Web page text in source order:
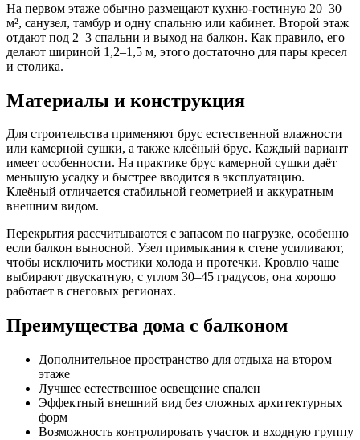
На первом этаже обычно размещают кухню-гостиную 20–30
м², санузел, тамбур и одну спальню или кабинет. Второй этаж
отдают под 2–3 спальни и выход на балкон. Как правило, его
делают шириной 1,2–1,5 м, этого достаточно для пары кресел
и столика.
Материалы и конструкция
Для строительства применяют брус естественной влажности
или камерной сушки, а также клеёный брус. Каждый вариант
имеет особенности. На практике брус камерной сушки даёт
меньшую усадку и быстрее вводится в эксплуатацию.
Клеёный отличается стабильной геометрией и аккуратным
внешним видом.
Перекрытия рассчитываются с запасом по нагрузке, особенно
если балкон выносной. Узел примыкания к стене усиливают,
чтобы исключить мостики холода и протечки. Кровлю чаще
выбирают двускатную, с углом 30–45 градусов, она хорошо
работает в снеговых регионах.
Преимущества дома с балконом
Дополнительное пространство для отдыха на втором
этаже
Лучшее естественное освещение спален
Эффектный внешний вид без сложных архитектурных
форм
Возможность контролировать участок и входную группу